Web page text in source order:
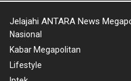
Jelajahi ANTARA News
Nasional
Kabar Megapolitan
Lifestyle